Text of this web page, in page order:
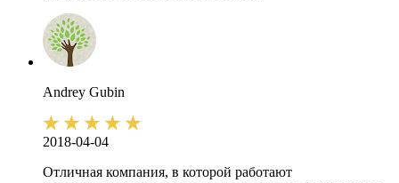
Andrey Gubin
2018-04-04
Отличная компания, в которой работают